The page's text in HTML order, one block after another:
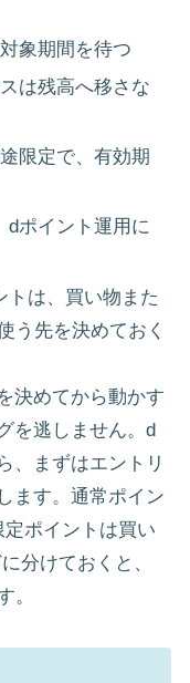
象期間を待つ
は残高へ移さな
限定で、有効期
dポイント運用に
トは、買い物また
う先を決めておく
決めてから動かす
を逃しません。d
、まずはエントリ
ます。通常ポイン
定ポイントは買い
分けておくと、
。